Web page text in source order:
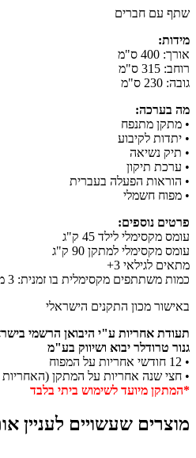
שתף עם חברים
מידות:
אורך: 400 ס"מ
רוחב: 315 ס"מ
גובה: 230 ס"מ
מה בערכה:
• מתקן מתנפח
• יתדות לקיבוע
• תיק נשיאה
• ערכת תיקון
• הוראות הפעלה בעברית
• מפוח חשמלי
פרטים נוספים:
עומס מקסימלי לילד 45 ק"ג
עומס מקסימלי למתקן 90 ק"ג
מתאים לגילאי 3+
כמות משתתפים מקסימלית בו זמנית: 3 משתתפים
באישור מכון התקנים הישראלי
תעודת אחריות ע"י היבואן הרשמי
גנור טרודלר יבוא ושיווק בע"מ
• 12 חודשי אחריות על המפוח
• חצי שנה אחריות על המתקן
*המתקן מיועד לשימוש ביתי בלבד
מוצרים שעשויים לעניין